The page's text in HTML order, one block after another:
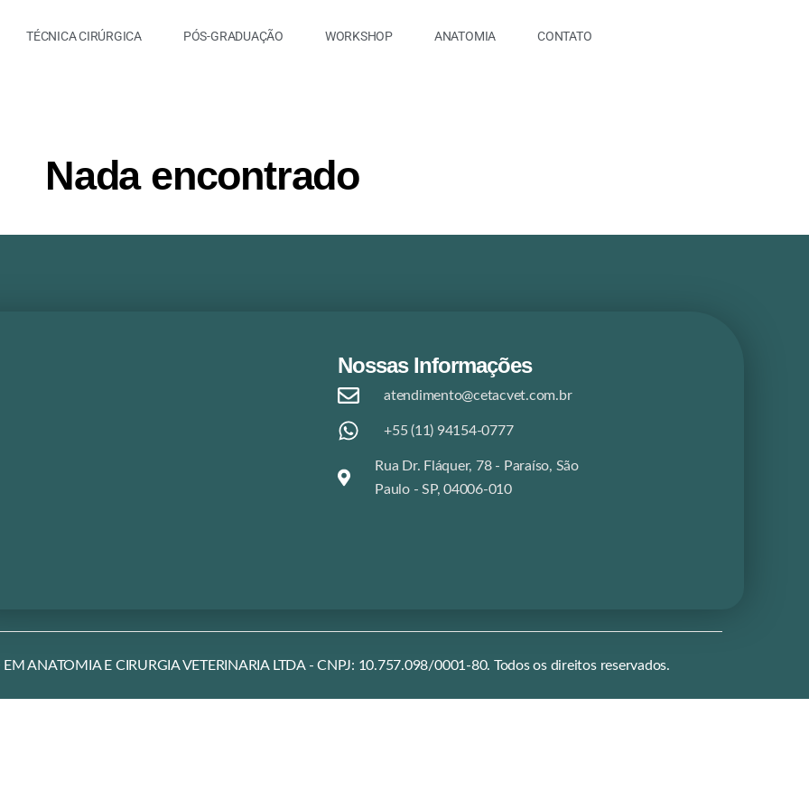
TÉCNICA CIRÚRGICA PÓS-GRADUAÇÃO WORKSHOP ANATOMIA CONTATO
Nada encontrado
Nossas Informações
atendimento@cetacvet.com.br
+55 (11) 94154-0777
Rua Dr. Fláquer, 78 - Paraíso, São
Paulo - SP, 04006-010​
ANATOMIA E CIRURGIA VETERINARIA LTDA - CNPJ: 10.757.098/0001-80. Todos os direitos reservados.